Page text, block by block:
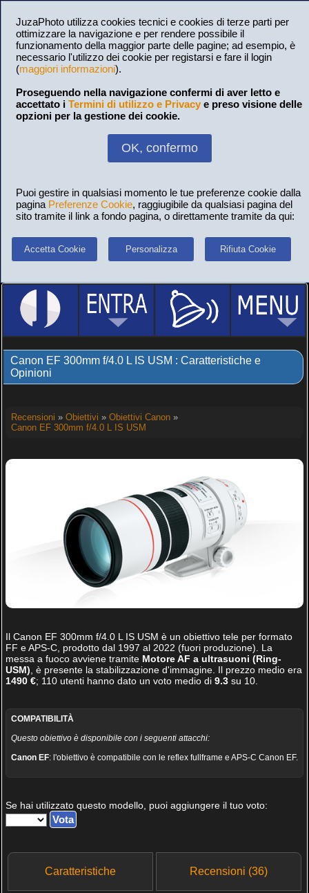
JuzaPhoto utilizza cookies tecnici e cookies di terze parti per
ottimizzare la navigazione e per rendere possibile il
funzionamento della maggior parte delle pagine; ad esempio, è
necessario l'utilizzo dei cookie per registarsi e fare il login
(maggiori informazioni).
Proseguendo nella navigazione confermi di aver letto e
accettato i Termini di utilizzo e Privacy e preso visione delle
opzioni per la gestione dei cookie.
OK, confermo
Puoi gestire in qualsiasi momento le tue preferenze cookie dalla
pagina Preferenze Cookie, raggiugibile da qualsiasi pagina del
sito tramite il link a fondo pagina, o direttamente tramite da qui:
Accetta Cookie Personalizza Rifiuta Cookie
Canon EF 300mm f/4.0 L IS USM : Caratteristiche e
Opinioni
Recensioni » Obiettivi » Obiettivi Canon»
Canon EF 300mm f/4.0 L IS USM
Il Canon EF 300mm f/4.0 L IS USM è un obiettivo tele per formato
FF e APS-C, prodotto dal 1997 al 2022 (fuori produzione). La
messa a fuoco avviene tramite Motore AF a ultrasuoni (Ring-
USM), è presente la stabilizzazione d'immagine. Il prezzo medio era
1490 €; 110utenti hanno dato un voto medio di 9.3su 10.
COMPATIBILITÀ
Questo obiettivo è disponibile con i seguenti attacchi:
Canon EF: l'obiettivo è compatibile con le reflex fullframe e APS-C Canon EF.
Se hai utilizzato questo modello, puoi aggiungere il tuo voto:
Caratteristiche Recensioni (36)